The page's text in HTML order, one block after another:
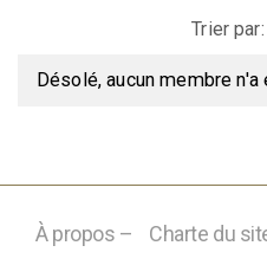
Trier par:
M
a
m
Désolé, aucun membre n'a
À propos – Charte du